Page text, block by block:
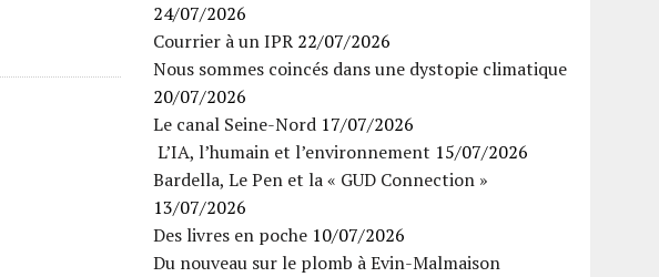
24/07/2026
Courrier à un IPR 22/07/2026
Nous sommes coincés dans une dystopie climatique
20/07/2026
Le canal Seine-Nord 17/07/2026
L’IA, l’humain et l’environnement 15/07/2026
Bardella, Le Pen et la « GUD Connection »
13/07/2026
Des livres en poche 10/07/2026
Du nouveau sur le plomb à Evin-Malmaison